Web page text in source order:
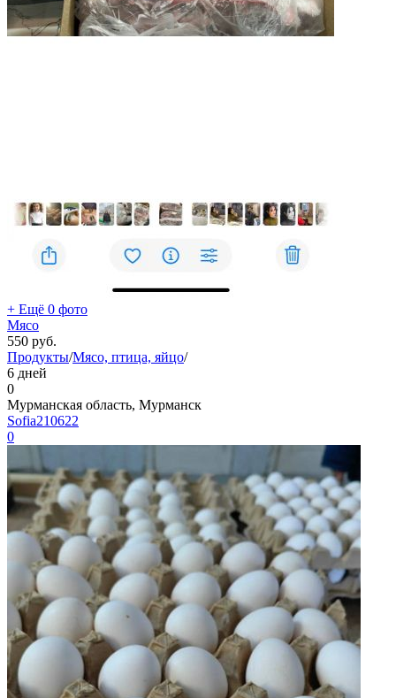
+ Ещё 0 фото
Мясо
550 руб.
Продукты/Мясо, птица, яйцо/
6 дней
0
Мурманская область, Мурманск
Sofia210622
0